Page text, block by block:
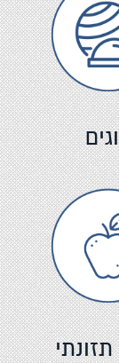
תזונתי